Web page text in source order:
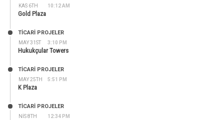
KAS 6TH 10:12 AM
Gold Plaza
MAY 31ST 3:10 PM
TİCARİ PROJELER
Hukukçular Towers
MAY 25TH 5:51 PM
TİCARİ PROJELER
K Plaza
NIS 8TH 12:34 PM
TİCARİ PROJELER